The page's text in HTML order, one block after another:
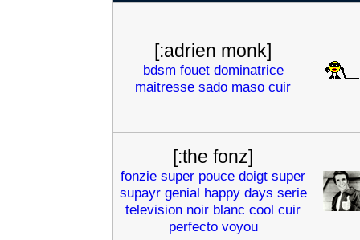
[:adrien monk]
bdsm fouet dominatrice
maitresse sado maso cuir
[:the fonz]
fonzie super pouce doigt super
supayr genial happy days serie
television noir blanc cool cuir
perfecto voyou